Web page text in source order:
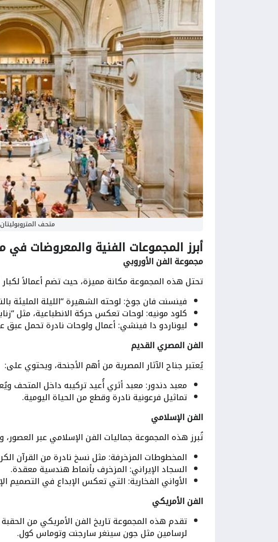
متحف
أبرز المجموعات الفنية والمعروضات في
مجموعة الفن الأوروبي
تحتل هذه المجموعة مكانة مميزة، حيث تضم أعمالاً لكبار
فينسنت فان جوخ: لوحته الشهيرة “الليلة المليئة
كلود مونيه: لوحات تعكس حركة الانطباعية، مثل
ليوناردو دا فينشي: أعمال ولوحات نادرة تحمل عبق
الفن المصري القديم
يُعتبر جناح الآثار المصرية من أهم الأجنحة، ويحتوي على:
معبد دندور: معبد أثري أُعيد تركيبه داخل المتحف
تماثيل فرعونية نادرة وقطع من الحياة اليومية.
الفن الإسلامي
تُبرز هذه المجموعة جماليات الفن الإسلامي عبر
المخطوطات المزخرفة: مثل نسخ نادرة من القرآن
السجاد الإيراني: المزخرف بأنماط هندسية معقدة.
الأواني الفخارية: التي تعكس الإبداع في التصميم
الفن الأمريكي
تقدم هذه المجموعة تاريخ الفن الأمريكي من
لرسامين مثل جون سينغر سارجنت وتوماس كول.